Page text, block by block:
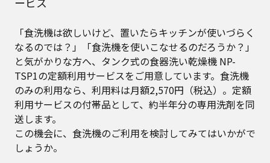
「食洗機は欲しいけど、置いたらキッチンが使いづらく
なるのでは？」「食洗機を使いこなせるのだろうか？」
と気がかりな方へ、タンク式の食器洗い乾燥機 NP-
TSP1の定額利用サービスをご用意しています。食洗機
のみの利用なら、利用料は月額2,570円（税込）。定額
利用サービスの付帯品として、約半年分の専用洗剤を同
送します。
この機会に、食洗機のご利用を検討してみてはいかがで
しょうか。